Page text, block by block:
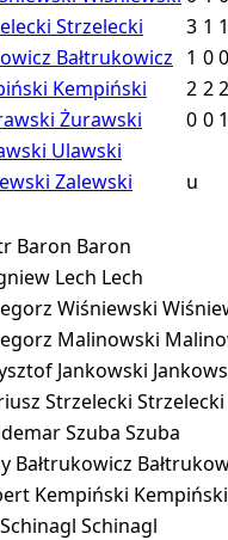
Strzelecki 3 1 1
Bałtrukowicz 1 00
Kempiński 2 22
Żurawski 0 0 1
Ulawski
Zalewski u
Baron Baron
Lech Lech
Wiśniewski
Malinowski
Jankowski
Strzelecki Strzelecki
Szuba Szuba
Bałtrukowicz
Kempiński Kempiński
Schinagl